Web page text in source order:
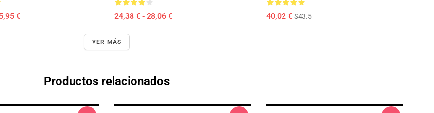
€ 24,38 € - 28,06 € 40,02 € $43.5
VER MÁS
Productos relacionados